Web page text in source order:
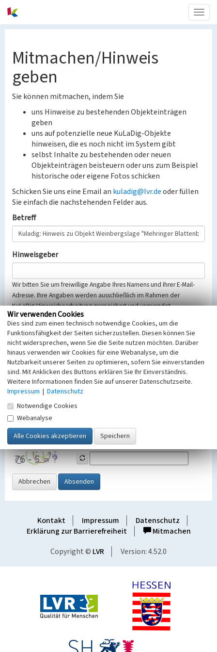
Mitmachen/Hinweis
geben
Sie können mitmachen, indem Sie
uns Hinweise zu bestehenden Objekteinträgen
geben
uns auf potenzielle neue KuLaDig-Objekte
hinweisen, die es noch nicht im System gibt
selbst Inhalte zu bestehenden oder neuen
Objekteinträgen beisteuern oder uns zum Beispiel
historische oder eigene Fotos schicken
Schicken Sie uns eine Email an kuladig@lvr.deoder füllen
Sie einfach die nachstehenden Felder aus.
Betreff
Hinweisgeber
Wir bitten Sie um freiwillige Angabe Ihres Namens und Ihrer E-Mail-
Adresse. Ihre Angaben werden ausschließlich im Rahmen der
KuLaDig-Hinweisbearbeitung gespeichert und verwendet.
Selbstverständlich werden diese entsprechend der Vorschriften des
Telemediengesetzes, des Datenschutzgesetzes NRW und der seit
dem 25.05.2018 gültigen Europäischen Datenschutzgrundverordnung
(EU-DSGVO) vertraulich behandelt, beachten Sie bitte unsere
Hinweise zumDatenschutz
Nachricht
SicherheitsabfrageTragen Sie unten das Rechenergebnis aus der
Grafik ein
Abbrechen Absenden
Kontakt Impressum
Datenschutz
Erklärung zur Barrierefreiheit
Mitmachen
Copyright © LVR Version: 4.52.0
Wir verwenden Cookies
Dies sind zum einen technisch notwendige Cookies, um die
Funktionsfähigkeit der Seiten sicherzustellen. Diesen können Sie
nicht widersprechen, wenn Sie die Seite nutzen möchten. Darüber
hinaus verwenden wir Cookies für eine Webanalyse, um die
Nutzbarkeit unserer Seiten zu optimieren, sofern Sie einverstanden
sind. Mit Anklicken des Buttons erklären Sie Ihr Einverständnis.
Weitere Informationen finden Sie auf unserer Datenschutzseite.
Impressum | Datenschutz
Notwendige Cookies
Webanalyse